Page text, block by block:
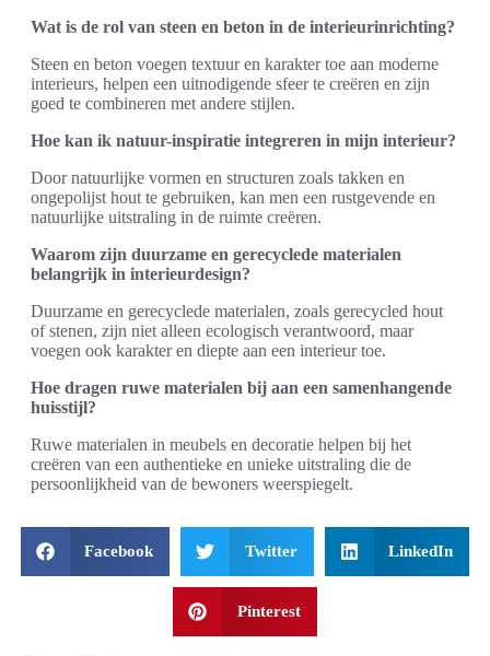
Wat is de rol van steen en beton in de interieurinrichting?
Steen en beton voegen textuur en karakter toe aan moderne
interieurs, helpen een uitnodigende sfeer te creëren en zijn
goed te combineren met andere stijlen.
Hoe kan ik natuur-inspiratie integreren in mijn interieur?
Door natuurlijke vormen en structuren zoals takken en
ongepolijst hout te gebruiken, kan men een rustgevende en
natuurlijke uitstraling in de ruimte creëren.
Waarom zijn duurzame en gerecyclede materialen
belangrijk in interieurdesign?
Duurzame en gerecyclede materialen, zoals gerecycled hout
of stenen, zijn niet alleen ecologisch verantwoord, maar
voegen ook karakter en diepte aan een interieur toe.
Hoe dragen ruwe materialen bij aan een samenhangende
huisstijl?
Ruwe materialen in meubels en decoratie helpen bij het
creëren van een authentieke en unieke uitstraling die de
persoonlijkheid van de bewoners weerspiegelt.
Facebook Twitter LinkedIn
Pinterest